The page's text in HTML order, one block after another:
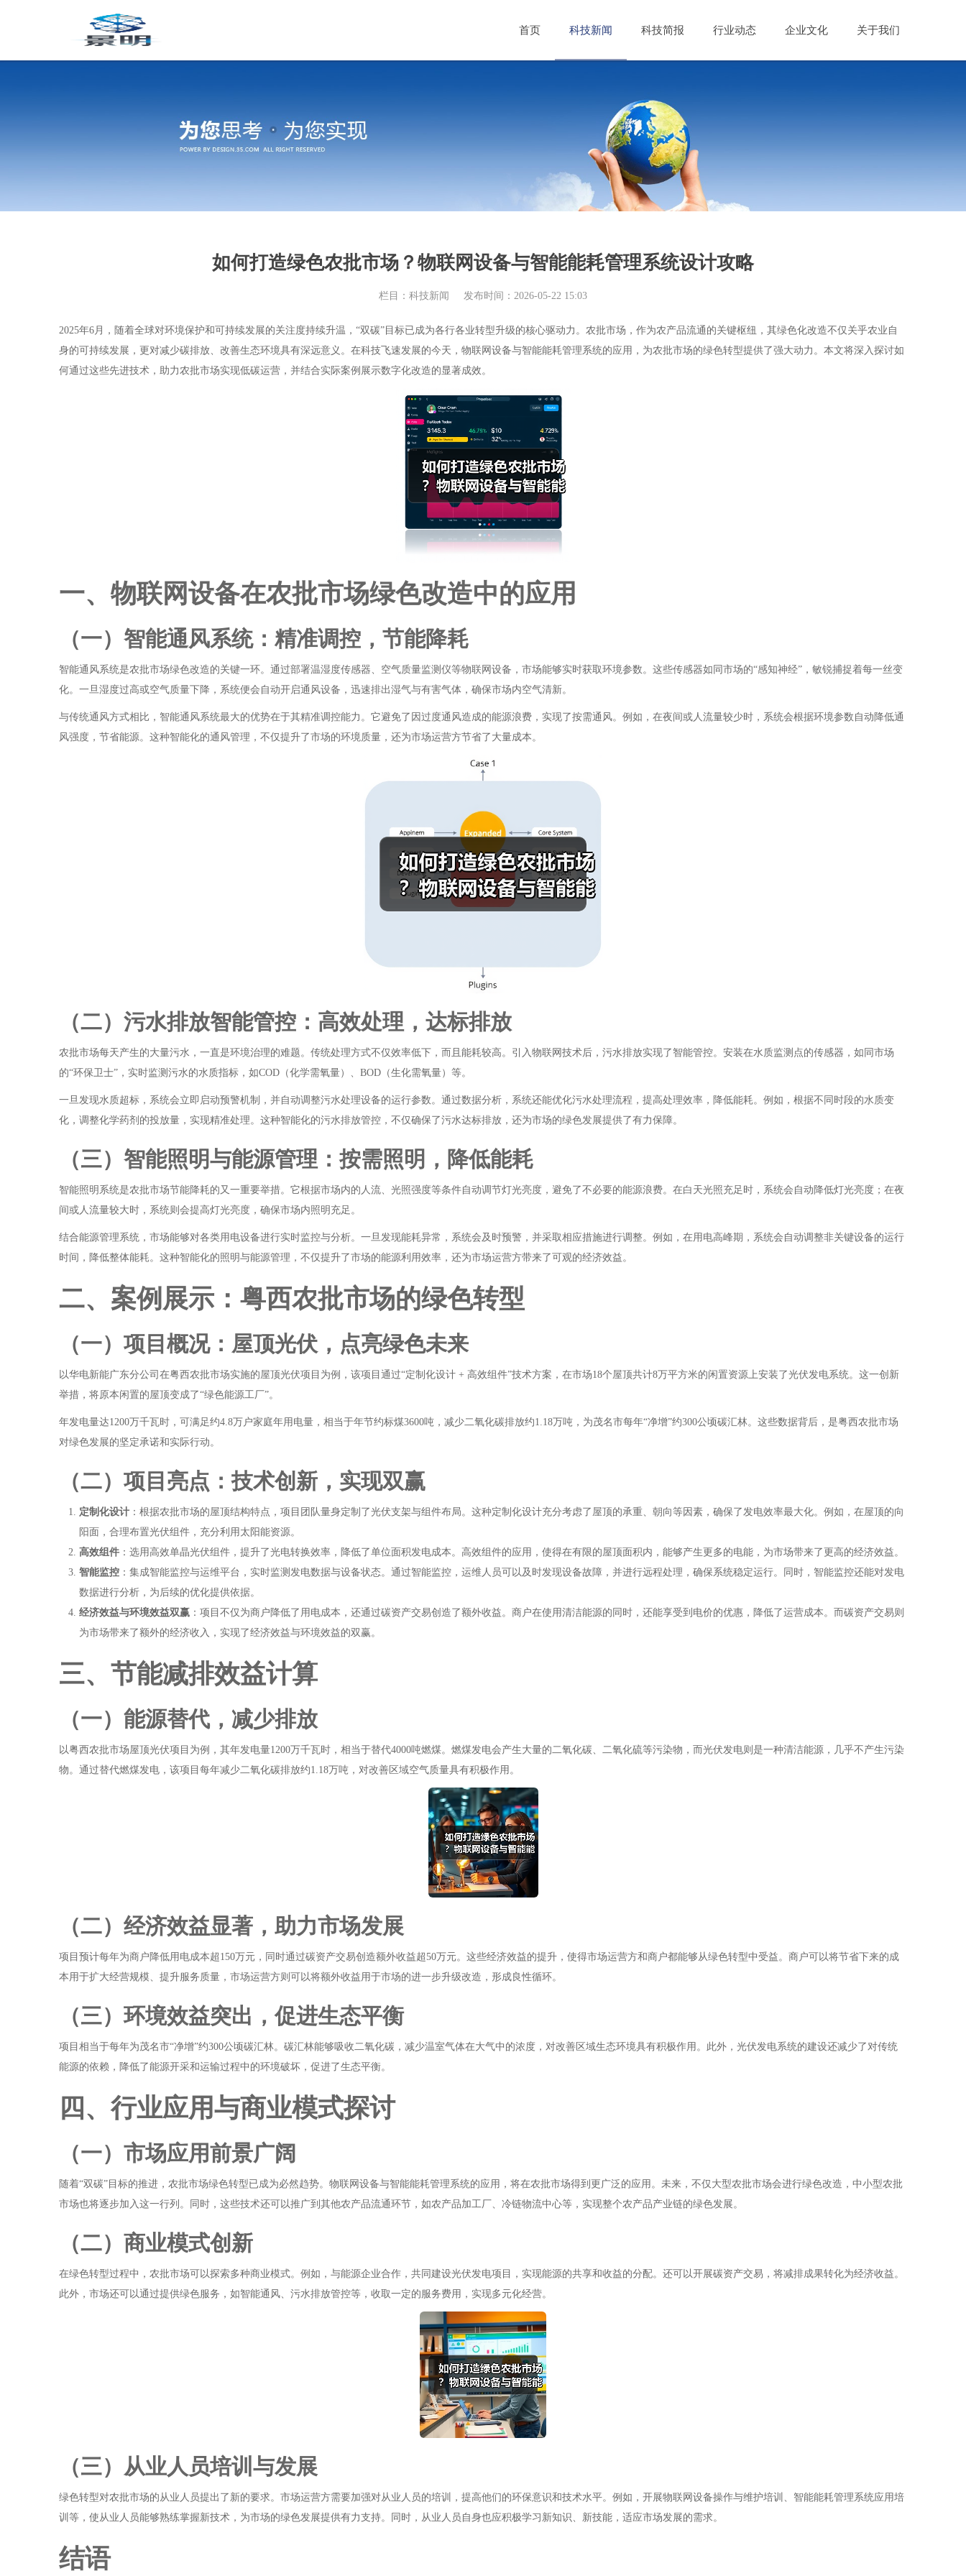
首页 科技新闻 科技简报 行业动态 企业文化 关于我们
如何打造绿色农批市场？物联网设备与智能能耗管理系统设计攻略
栏目：科技新闻 发布时间：2026-05-22 15:03
2025年6月，随着全球对环境保护和可持续发展的关注度持续升温，“双碳”目标已成为各行各业转型升级的核心驱动力。农批市场，作为农产品流通的关键枢纽，其绿色化改造不仅关乎农业自
身的可持续发展，更对减少碳排放、改善生态环境具有深远意义。在科技飞速发展的今天，物联网设备与智能能耗管理系统的应用，为农批市场的绿色转型提供了强大动力。本文将深入探讨如
何通过这些先进技术，助力农批市场实现低碳运营，并结合实际案例展示数字化改造的显著成效。
一、物联网设备在农批市场绿色改造中的应用
（一）智能通风系统：精准调控，节能降耗
智能通风系统是农批市场绿色改造的关键一环。通过部署温湿度传感器、空气质量监测仪等物联网设备，市场能够实时获取环境参数。这些传感器如同市场的“感知神经”，敏锐捕捉着每一丝变
化。一旦湿度过高或空气质量下降，系统便会自动开启通风设备，迅速排出湿气与有害气体，确保市场内空气清新。
与传统通风方式相比，智能通风系统最大的优势在于其精准调控能力。它避免了因过度通风造成的能源浪费，实现了按需通风。例如，在夜间或人流量较少时，系统会根据环境参数自动降低通
风强度，节省能源。这种智能化的通风管理，不仅提升了市场的环境质量，还为市场运营方节省了大量成本。
（二）污水排放智能管控：高效处理，达标排放
农批市场每天产生的大量污水，一直是环境治理的难题。传统处理方式不仅效率低下，而且能耗较高。引入物联网技术后，污水排放实现了智能管控。安装在水质监测点的传感器，如同市场
的“环保卫士”，实时监测污水的水质指标，如COD（化学需氧量）、BOD（生化需氧量）等。
一旦发现水质超标，系统会立即启动预警机制，并自动调整污水处理设备的运行参数。通过数据分析，系统还能优化污水处理流程，提高处理效率，降低能耗。例如，根据不同时段的水质变
化，调整化学药剂的投放量，实现精准处理。这种智能化的污水排放管控，不仅确保了污水达标排放，还为市场的绿色发展提供了有力保障。
（三）智能照明与能源管理：按需照明，降低能耗
智能照明系统是农批市场节能降耗的又一重要举措。它根据市场内的人流、光照强度等条件自动调节灯光亮度，避免了不必要的能源浪费。在白天光照充足时，系统会自动降低灯光亮度；在夜
间或人流量较大时，系统则会提高灯光亮度，确保市场内照明充足。
结合能源管理系统，市场能够对各类用电设备进行实时监控与分析。一旦发现能耗异常，系统会及时预警，并采取相应措施进行调整。例如，在用电高峰期，系统会自动调整非关键设备的运行
时间，降低整体能耗。这种智能化的照明与能源管理，不仅提升了市场的能源利用效率，还为市场运营方带来了可观的经济效益。
二、案例展示：粤西农批市场的绿色转型
（一）项目概况：屋顶光伏，点亮绿色未来
以华电新能广东分公司在粤西农批市场实施的屋顶光伏项目为例，该项目通过“定制化设计 + 高效组件”技术方案，在市场18个屋顶共计8万平方米的闲置资源上安装了光伏发电系统。这一创新
举措，将原本闲置的屋顶变成了“绿色能源工厂”。
年发电量达1200万千瓦时，可满足约4.8万户家庭年用电量，相当于年节约标煤3600吨，减少二氧化碳排放约1.18万吨，为茂名市每年“净增”约300公顷碳汇林。这些数据背后，是粤西农批市场
对绿色发展的坚定承诺和实际行动。
（二）项目亮点：技术创新，实现双赢
定制化设计 ：根据农批市场的屋顶结构特点，项目团队量身定制了光伏支架与组件布局。这种定制化设计充分考虑了屋顶的承重、朝向等因素，确保了发电效率最大化。例如，在屋顶的向
阳面，合理布置光伏组件，充分利用太阳能资源。
高效组件 ：选用高效单晶光伏组件，提升了光电转换效率，降低了单位面积发电成本。高效组件的应用，使得在有限的屋顶面积内，能够产生更多的电能，为市场带来了更高的经济效益。
智能监控 ：集成智能监控与运维平台，实时监测发电数据与设备状态。通过智能监控，运维人员可以及时发现设备故障，并进行远程处理，确保系统稳定运行。同时，智能监控还能对发电
数据进行分析，为后续的优化提供依据。
经济效益与环境效益双赢 ：项目不仅为商户降低了用电成本，还通过碳资产交易创造了额外收益。商户在使用清洁能源的同时，还能享受到电价的优惠，降低了运营成本。而碳资产交易则
为市场带来了额外的经济收入，实现了经济效益与环境效益的双赢。
三、节能减排效益计算
（一）能源替代，减少排放
以粤西农批市场屋顶光伏项目为例，其年发电量1200万千瓦时，相当于替代4000吨燃煤。燃煤发电会产生大量的二氧化碳、二氧化硫等污染物，而光伏发电则是一种清洁能源，几乎不产生污染
物。通过替代燃煤发电，该项目每年减少二氧化碳排放约1.18万吨，对改善区域空气质量具有积极作用。
（二）经济效益显著，助力市场发展
项目预计每年为商户降低用电成本超150万元，同时通过碳资产交易创造额外收益超50万元。这些经济效益的提升，使得市场运营方和商户都能够从绿色转型中受益。商户可以将节省下来的成
本用于扩大经营规模、提升服务质量，市场运营方则可以将额外收益用于市场的进一步升级改造，形成良性循环。
（三）环境效益突出，促进生态平衡
项目相当于每年为茂名市“净增”约300公顷碳汇林。碳汇林能够吸收二氧化碳，减少温室气体在大气中的浓度，对改善区域生态环境具有积极作用。此外，光伏发电系统的建设还减少了对传统
能源的依赖，降低了能源开采和运输过程中的环境破坏，促进了生态平衡。
四、行业应用与商业模式探讨
（一）市场应用前景广阔
随着“双碳”目标的推进，农批市场绿色转型已成为必然趋势。物联网设备与智能能耗管理系统的应用，将在农批市场得到更广泛的应用。未来，不仅大型农批市场会进行绿色改造，中小型农批
市场也将逐步加入这一行列。同时，这些技术还可以推广到其他农产品流通环节，如农产品加工厂、冷链物流中心等，实现整个农产品产业链的绿色发展。
（二）商业模式创新
在绿色转型过程中，农批市场可以探索多种商业模式。例如，与能源企业合作，共同建设光伏发电项目，实现能源的共享和收益的分配。还可以开展碳资产交易，将减排成果转化为经济收益。
此外，市场还可以通过提供绿色服务，如智能通风、污水排放管控等，收取一定的服务费用，实现多元化经营。
（三）从业人员培训与发展
绿色转型对农批市场的从业人员提出了新的要求。市场运营方需要加强对从业人员的培训，提高他们的环保意识和技术水平。例如，开展物联网设备操作与维护培训、智能能耗管理系统应用培
训等，使从业人员能够熟练掌握新技术，为市场的绿色发展提供有力支持。同时，从业人员自身也应积极学习新知识、新技能，适应市场发展的需求。
结语